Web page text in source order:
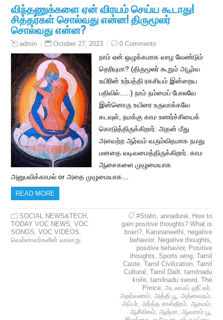
விந்தணுக்களை ஏன் விரயம் செய்ய கூடாது!
சித்தர்கள் சொல்வது என்ன! திருமூலர்
சொல்வது என்ன?
admin October 27, 2023 0 Comments
நாம் ஏன் ஒழுக்கமாக வாழ வேண்டும்
தெரியுமா? (திருமூலர் கூறும் அபூர்வ
உயிரின் உற்பத்தி ரகசியம் இன்றைய
பதிவில்…..) நாம் நம்மைப் போலவே
இன்னொரு உயிரை உருவாக்கவே
கடவுள், நமக்கு காம உணர்ச்சியைக்
கொடுத்திருக்கிறார். அதன் மீது
அளவற்ற ஆர்வம் வரும்விதமாக நமது
மனதை வடிவமைத்திருக்கிறார். காம
ஆசைகளை முழுமையாக
அனுபவிக்காமல் or அதை முழுமையாக…
READ MORE
SOCIAL NEWS&TECH ,
TODAY VOC NEWS,VOC
SONGS,VOC VIDEOS,
வெள்ளாளர்களின் வரலாறு
#Stalin, annadurai, How to
gain positive thoughts? What is
brain?, Karunaneethi, negative
behavior, Negative thoughts,
positive behavior, Positive
thoughts, Sports wing, Tamil
Caste, Tamil Civilization, Tamil
Cultural , Tamil Dailt, tamilnadu
knife, tamilnadu sword, The
Prince, அடலாஃப் ஹீட்லர்,
அதர்வணம், அத்தி பூ, அத்வைதம்,
அப்பர், அர்த்த சாஸ்திரம், ஆகமம்,
ஆசீவிகம், ஆத்மா, ஆவாரம் பூ,